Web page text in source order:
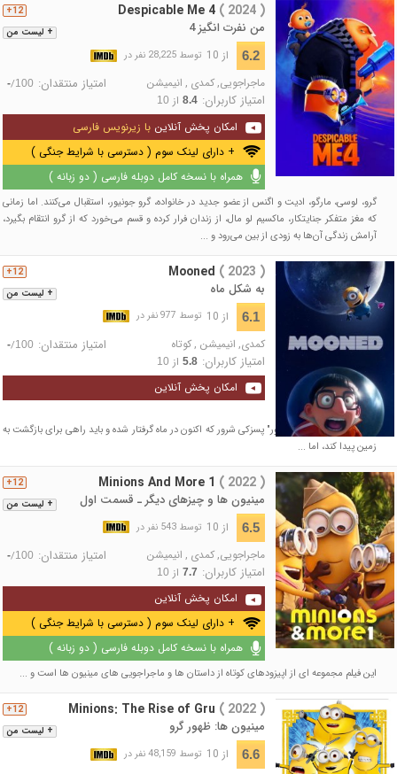
+ لیست من
12+ Despicable Me 4 ( 2024 )
من نفرت‌ انگیز 4
6.2 از 10 توسط 28,225 نفر در
ماجراجویی,کمدی , انیمیشن امتیاز منتقدان: -/100
امتیاز کاربران: 8.4از 10
امکان پخش آنلاین با زیرنویس فارسی
+ دارای لینک سوم ( دسترسی با شرایط جنگی )
همراه با نسخه کامل دوبله فارسی ( دو زبانه )
گرو، لوسی، مارگو، ادیت و اگنس از عضو جدید در خانواده، گرو جونیور، استقبال می‌کنند. اما زمانی
که مغز متفکر جنایتکار، ماکسیم لو مال، از زندان فرار کرده و قسم می‌خورد که از گرو انتقام بگیرد،
آرامش زندگی آن‌ها به زودی از بین می‌رود و ...
+ لیست من
12+ Mooned ( 2023 )
به شکل ماه
6.1 از 10 توسط 977 نفر در
کمدی, انیمیشن , کوتاه امتیاز منتقدان: -/100
امتیاز کاربران: 5.8از 10
امکان پخش آنلاین
انیمیشنی کوتاه درباره "وکتور" پسزکی شرور که اکنون در ماه گرفتار شده و باید راهی برای بازگشت به
زمین پیدا کند، اما ...
+ لیست من
12+ Minions And More 1 ( 2022 )
مینیون ها و چیزهای دیگر ـ قسمت اول
6.5 از 10 توسط 543 نفر در
ماجراجویی,کمدی , انیمیشن امتیاز منتقدان: -/100
امتیاز کاربران: 7.7از 10
امکان پخش آنلاین
+ دارای لینک سوم ( دسترسی با شرایط جنگی )
همراه با نسخه کامل دوبله فارسی ( دو زبانه )
این فیلم مجموعه ای از اپیزودهای کوتاه از داستان ها و ماجراجویی های مینیون ها است و ...
+ لیست من
12+ Minions: The Rise of Gru ( 2022 )
مینیون ها: ظهور گرو
6.6 از 10 توسط 48,159 نفر در